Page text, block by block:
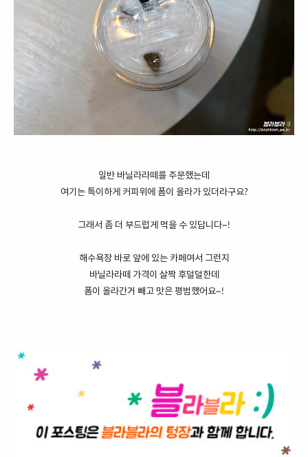
일반 바닐라라떼를 주문했는데
여기는 특이하게 커피위에 폼이 올라가 있더라구요?
그래서 좀 더 부드럽게 먹을 수 있답니다~!
해수욕장 바로 앞에 있는 카페여서 그런지
바닐라라떼 가격이 살짝 후덜덜한데
폼이 올라간거 빼고 맛은 평범했어요~!